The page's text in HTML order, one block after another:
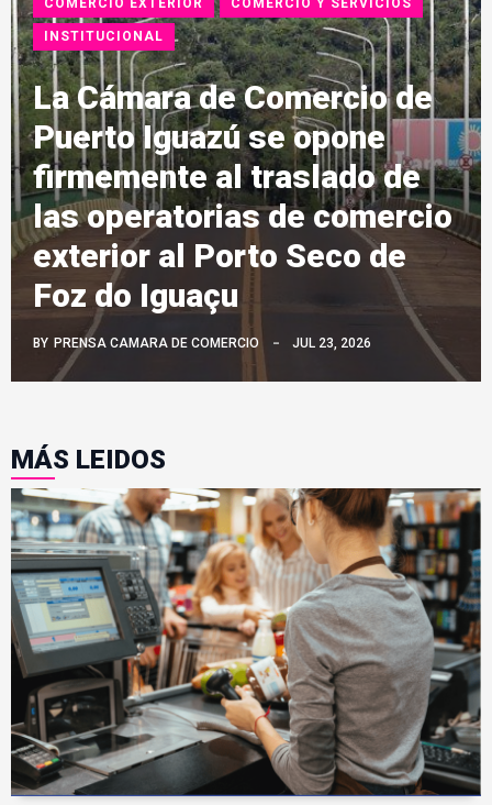
COMERCIO EXTERIOR COMERCIO Y SERVICIOS
INSTITUCIONAL
La Cámara de Comercio de
Puerto Iguazú se opone
firmemente al traslado de
las operatorias de comercio
exterior al Porto Seco de
Foz do Iguaçu
BY PRENSA CAMARA DE COMERCIO JUL 23, 2026
MÁS LEIDOS